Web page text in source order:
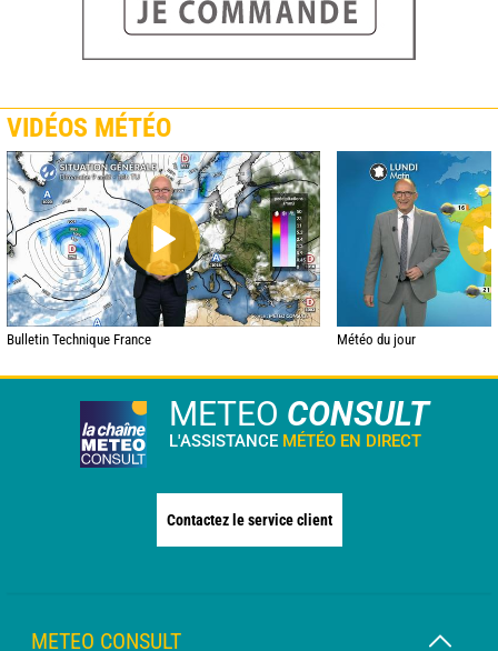
VIDÉOS MÉTÉO
Bulletin Technique France Météo du jour
METEO CONSULT
L'ASSISTANCE MÉTÉO EN DIRECT
Contactez le service client
METEO CONSULT